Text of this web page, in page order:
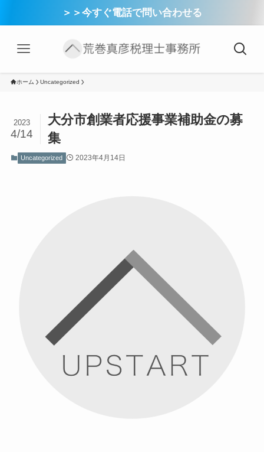
＞＞今すぐ電話で問い合わせる
ホーム Uncategorized
大分市創業者応援事業補助金の募
集
2023
4/14
Uncategorized 2023年4月14日